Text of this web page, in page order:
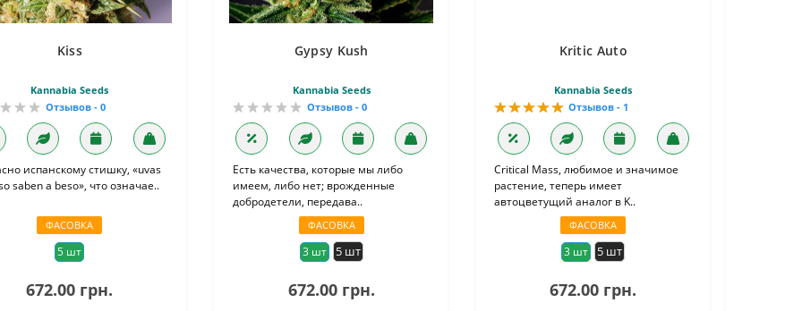
Kiss
Kannabia Seeds
Отзывов - 0
испанскому стишку, «uvas
saben a beso», что означае..
ФАСОВКА
5 шт
672.00 грн.
Gypsy Kush
Kannabia Seeds
Отзывов - 0
Есть качества, которые мы либо
имеем, либо нет; врожденные
добродетели, передава..
ФАСОВКА
3 шт 5 шт
672.00 грн.
Kritic Auto
Kannabia Seeds
Отзывов - 1
Critical Mass, любимое и значимое
растение, теперь имеет
автоцветущий аналог в K..
ФАСОВКА
3 шт 5 шт
672.00 грн.